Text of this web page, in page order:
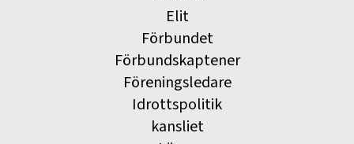
Elit
Förbundet
Förbundskaptener
Föreningsledare
Idrottspolitik
kansliet